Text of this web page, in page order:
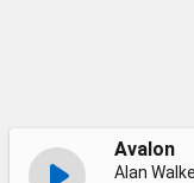
Avalon
Alan